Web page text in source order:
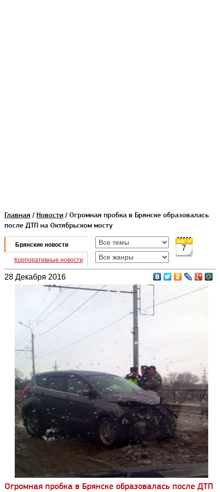
Главная / Новости/ Огромная пробка в Брянске образовалась
после ДТП на Октябрьском мосту
Брянские новости
Корпоративные новости
7
28 Декабря 2016
Огромная пробка в Брянске образовалась после ДТП